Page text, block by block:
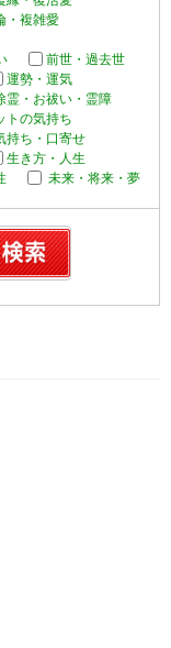
・複雑愛
前世・過去世
運勢・運気
霊・お祓い・霊障
トの気持ち
持ち・口寄せ
生き方・人生
未来・将来・夢